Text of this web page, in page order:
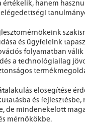
értékelik, hanem
és ügyfeleink
folyamatban válik
a technológiailag
elosegítése
és fejlesztésbe,
de mindenekelott
mérnökökbe.